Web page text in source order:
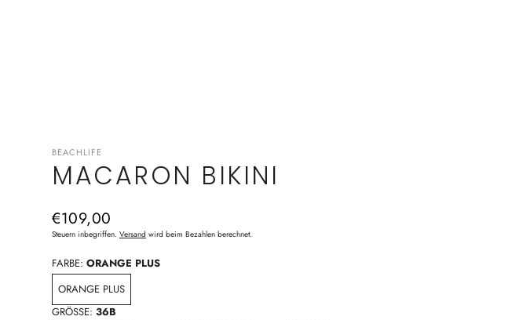
BEACHLIFE
MACARON BIKINI
Normaler
Preis
€109,00
Steuern inbegriffen. Versand wird beim Bezahlen berechnet.
FARBE: ORANGE PLUS
ORANGE PLUS
GRÖSSE: 36B